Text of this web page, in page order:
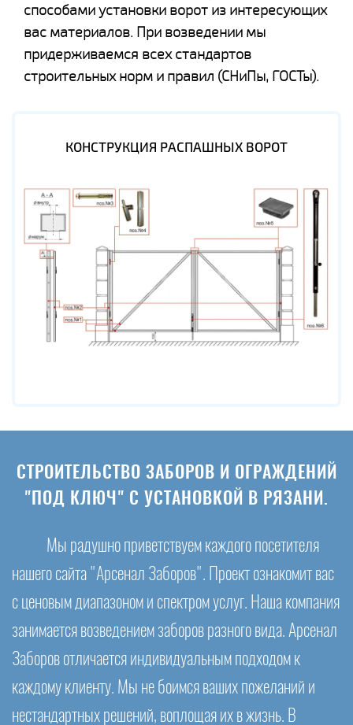
способами установки ворот из интересующих
вас материалов. При возведении мы
придерживаемся всех стандартов
строительных норм и правил (СНиПы, ГОСТы).
КОНСТРУКЦИЯ РАСПАШНЫХ ВОРОТ
СТРОИТЕЛЬСТВО ЗАБОРОВ И ОГРАЖДЕНИЙ
"ПОД КЛЮЧ" С УСТАНОВКОЙ В РЯЗАНИ.
Мы радушно приветствуем каждого посетителя
нашего сайта "Арсенал Заборов". Проект ознакомит вас
с ценовым диапазоном и спектром услуг. Наша компания
занимается возведением заборов разного вида. Арсенал
Заборов отличается индивидуальным подходом к
каждому клиенту. Мы не боимся ваших пожеланий и
нестандартных решений, воплощая их в жизнь. В